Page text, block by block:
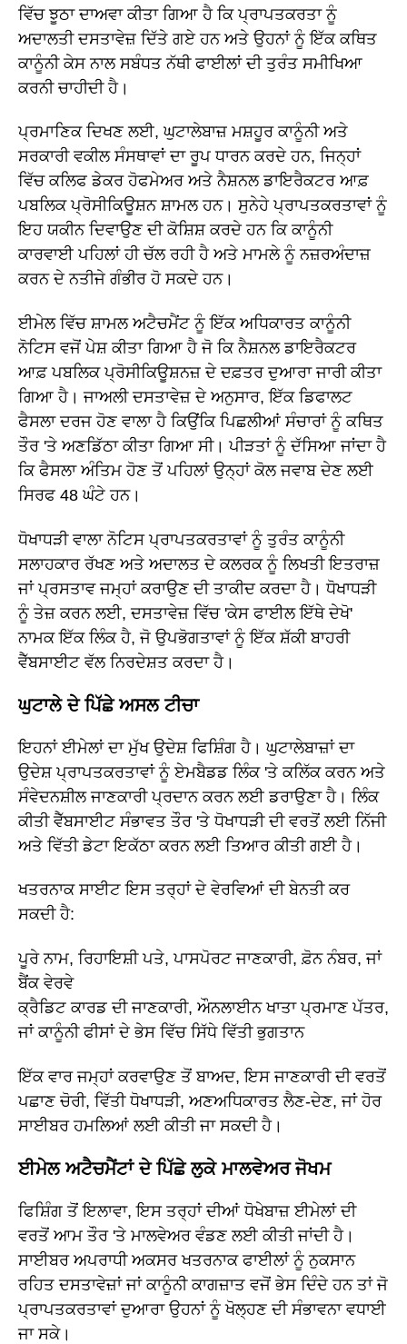
ਵਿੱਚ ਝੂਠਾ ਦਾਅਵਾ ਕੀਤਾ ਗਿਆ ਹੈ ਕਿ ਪ੍ਰਾਪਤਕਰਤਾ ਨੂੰ
ਅਦਾਲਤੀ ਦਸਤਾਵੇਜ਼ ਦਿੱਤੇ ਗਏ ਹਨ ਅਤੇ ਉਹਨਾਂ ਨੂੰ ਇੱਕ ਕਥਿਤ
ਕਾਨੂੰਨੀ ਕੇਸ ਨਾਲ ਸਬੰਧਤ ਨੱਥੀ ਫਾਈਲਾਂ ਦੀ ਤੁਰੰਤ ਸਮੀਖਿਆ
ਕਰਨੀ ਚਾਹੀਦੀ ਹੈ।
ਪ੍ਰਮਾਣਿਕ ਦਿਖਣ ਲਈ, ਘੁਟਾਲੇਬਾਜ਼ ਮਸ਼ਹੂਰ ਕਾਨੂੰਨੀ ਅਤੇ
ਸਰਕਾਰੀ ਵਕੀਲ ਸੰਸਥਾਵਾਂ ਦਾ ਰੂਪ ਧਾਰਨ ਕਰਦੇ ਹਨ, ਜਿਨ੍ਹਾਂ
ਵਿੱਚ ਕਲਿਫ ਡੇਕਰ ਹੋਫਮੇਅਰ ਅਤੇ ਨੈਸ਼ਨਲ ਡਾਇਰੈਕਟਰ ਆਫ਼
ਪਬਲਿਕ ਪ੍ਰੋਸੀਕਿਊਸ਼ਨ ਸ਼ਾਮਲ ਹਨ। ਸੁਨੇਹੇ ਪ੍ਰਾਪਤਕਰਤਾਵਾਂ ਨੂੰ
ਇਹ ਯਕੀਨ ਦਿਵਾਉਣ ਦੀ ਕੋਸ਼ਿਸ਼ ਕਰਦੇ ਹਨ ਕਿ ਕਾਨੂੰਨੀ
ਕਾਰਵਾਈ ਪਹਿਲਾਂ ਹੀ ਚੱਲ ਰਹੀ ਹੈ ਅਤੇ ਮਾਮਲੇ ਨੂੰ ਨਜ਼ਰਅੰਦਾਜ਼
ਕਰਨ ਦੇ ਨਤੀਜੇ ਗੰਭੀਰ ਹੋ ਸਕਦੇ ਹਨ।
ਈਮੇਲ ਵਿੱਚ ਸ਼ਾਮਲ ਅਟੈਚਮੈਂਟ ਨੂੰ ਇੱਕ ਅਧਿਕਾਰਤ ਕਾਨੂੰਨੀ
ਨੋਟਿਸ ਵਜੋਂ ਪੇਸ਼ ਕੀਤਾ ਗਿਆ ਹੈ ਜੋ ਕਿ ਨੈਸ਼ਨਲ ਡਾਇਰੈਕਟਰ
ਆਫ਼ ਪਬਲਿਕ ਪ੍ਰੋਸੀਕਿਊਸ਼ਨਜ਼ ਦੇ ਦਫ਼ਤਰ ਦੁਆਰਾ ਜਾਰੀ ਕੀਤਾ
ਗਿਆ ਹੈ। ਜਾਅਲੀ ਦਸਤਾਵੇਜ਼ ਦੇ ਅਨੁਸਾਰ, ਇੱਕ ਡਿਫਾਲਟ
ਫੈਸਲਾ ਦਰਜ ਹੋਣ ਵਾਲਾ ਹੈ ਕਿਉਂਕਿ ਪਿਛਲੀਆਂ ਸੰਚਾਰਾਂ ਨੂੰ ਕਥਿਤ
ਤੌਰ 'ਤੇ ਅਣਡਿੱਠਾ ਕੀਤਾ ਗਿਆ ਸੀ। ਪੀੜਤਾਂ ਨੂੰ ਦੱਸਿਆ ਜਾਂਦਾ ਹੈ
ਕਿ ਫੈਸਲਾ ਅੰਤਿਮ ਹੋਣ ਤੋਂ ਪਹਿਲਾਂ ਉਨ੍ਹਾਂ ਕੋਲ ਜਵਾਬ ਦੇਣ ਲਈ
ਸਿਰਫ 48 ਘੰਟੇ ਹਨ।
ਧੋਖਾਧੜੀ ਵਾਲਾ ਨੋਟਿਸ ਪ੍ਰਾਪਤਕਰਤਾਵਾਂ ਨੂੰ ਤੁਰੰਤ ਕਾਨੂੰਨੀ
ਸਲਾਹਕਾਰ ਰੱਖਣ ਅਤੇ ਅਦਾਲਤ ਦੇ ਕਲਰਕ ਨੂੰ ਲਿਖਤੀ ਇਤਰਾਜ਼
ਜਾਂ ਪ੍ਰਸਤਾਵ ਜਮ੍ਹਾਂ ਕਰਾਉਣ ਦੀ ਤਾਕੀਦ ਕਰਦਾ ਹੈ। ਧੋਖਾਧੜੀ
ਨੂੰ ਤੇਜ਼ ਕਰਨ ਲਈ, ਦਸਤਾਵੇਜ਼ ਵਿੱਚ 'ਕੇਸ ਫਾਈਲ ਇੱਥੇ ਦੇਖੋ'
ਨਾਮਕ ਇੱਕ ਲਿੰਕ ਹੈ, ਜੋ ਉਪਭੋਗਤਾਵਾਂ ਨੂੰ ਇੱਕ ਸ਼ੱਕੀ ਬਾਹਰੀ
ਵੈੱਬਸਾਈਟ ਵੱਲ ਨਿਰਦੇਸ਼ਤ ਕਰਦਾ ਹੈ।
ਘੁਟਾਲੇ ਦੇ ਪਿੱਛੇ ਅਸਲ ਟੀਚਾ
ਇਹਨਾਂ ਈਮੇਲਾਂ ਦਾ ਮੁੱਖ ਉਦੇਸ਼ ਫਿਸ਼ਿੰਗ ਹੈ। ਘੁਟਾਲੇਬਾਜ਼ਾਂ ਦਾ
ਉਦੇਸ਼ ਪ੍ਰਾਪਤਕਰਤਾਵਾਂ ਨੂੰ ਏਮਬੈਡਡ ਲਿੰਕ 'ਤੇ ਕਲਿੱਕ ਕਰਨ ਅਤੇ
ਸੰਵੇਦਨਸ਼ੀਲ ਜਾਣਕਾਰੀ ਪ੍ਰਦਾਨ ਕਰਨ ਲਈ ਡਰਾਉਣਾ ਹੈ। ਲਿੰਕ
ਕੀਤੀ ਵੈੱਬਸਾਈਟ ਸੰਭਾਵਤ ਤੌਰ 'ਤੇ ਧੋਖਾਧੜੀ ਦੀ ਵਰਤੋਂ ਲਈ ਨਿੱਜੀ
ਅਤੇ ਵਿੱਤੀ ਡੇਟਾ ਇਕੱਠਾ ਕਰਨ ਲਈ ਤਿਆਰ ਕੀਤੀ ਗਈ ਹੈ।
ਖਤਰਨਾਕ ਸਾਈਟ ਇਸ ਤਰ੍ਹਾਂ ਦੇ ਵੇਰਵਿਆਂ ਦੀ ਬੇਨਤੀ ਕਰ
ਸਕਦੀ ਹੈ:
ਪੂਰੇ ਨਾਮ, ਰਿਹਾਇਸ਼ੀ ਪਤੇ, ਪਾਸਪੋਰਟ ਜਾਣਕਾਰੀ, ਫ਼ੋਨ ਨੰਬਰ, ਜਾਂ
ਬੈਂਕ ਵੇਰਵੇ
ਕ੍ਰੈਡਿਟ ਕਾਰਡ ਦੀ ਜਾਣਕਾਰੀ, ਔਨਲਾਈਨ ਖਾਤਾ ਪ੍ਰਮਾਣ ਪੱਤਰ,
ਜਾਂ ਕਾਨੂੰਨੀ ਫੀਸਾਂ ਦੇ ਭੇਸ ਵਿੱਚ ਸਿੱਧੇ ਵਿੱਤੀ ਭੁਗਤਾਨ
ਇੱਕ ਵਾਰ ਜਮ੍ਹਾਂ ਕਰਵਾਉਣ ਤੋਂ ਬਾਅਦ, ਇਸ ਜਾਣਕਾਰੀ ਦੀ ਵਰਤੋਂ
ਪਛਾਣ ਚੋਰੀ, ਵਿੱਤੀ ਧੋਖਾਧੜੀ, ਅਣਅਧਿਕਾਰਤ ਲੈਣ-ਦੇਣ, ਜਾਂ ਹੋਰ
ਸਾਈਬਰ ਹਮਲਿਆਂ ਲਈ ਕੀਤੀ ਜਾ ਸਕਦੀ ਹੈ।
ਈਮੇਲ ਅਟੈਚਮੈਂਟਾਂ ਦੇ ਪਿੱਛੇ ਲੁਕੇ ਮਾਲਵੇਅਰ ਜੋਖਮ
ਫਿਸ਼ਿੰਗ ਤੋਂ ਇਲਾਵਾ, ਇਸ ਤਰ੍ਹਾਂ ਦੀਆਂ ਧੋਖੇਬਾਜ਼ ਈਮੇਲਾਂ ਦੀ
ਵਰਤੋਂ ਆਮ ਤੌਰ 'ਤੇ ਮਾਲਵੇਅਰ ਵੰਡਣ ਲਈ ਕੀਤੀ ਜਾਂਦੀ ਹੈ।
ਸਾਈਬਰ ਅਪਰਾਧੀ ਅਕਸਰ ਖਤਰਨਾਕ ਫਾਈਲਾਂ ਨੂੰ ਨੁਕਸਾਨ
ਰਹਿਤ ਦਸਤਾਵੇਜ਼ਾਂ ਜਾਂ ਕਾਨੂੰਨੀ ਕਾਗਜ਼ਾਤ ਵਜੋਂ ਭੇਸ ਦਿੰਦੇ ਹਨ ਤਾਂ ਜੋ
ਪ੍ਰਾਪਤਕਰਤਾਵਾਂ ਦੁਆਰਾ ਉਹਨਾਂ ਨੂੰ ਖੋਲ੍ਹਣ ਦੀ ਸੰਭਾਵਨਾ ਵਧਾਈ
ਜਾ ਸਕੇ।